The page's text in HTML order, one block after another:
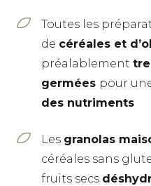
Toutes les
de céréales et
préalablement
germées pour
des nutriments
Les granolas
céréales sans
fruits secs